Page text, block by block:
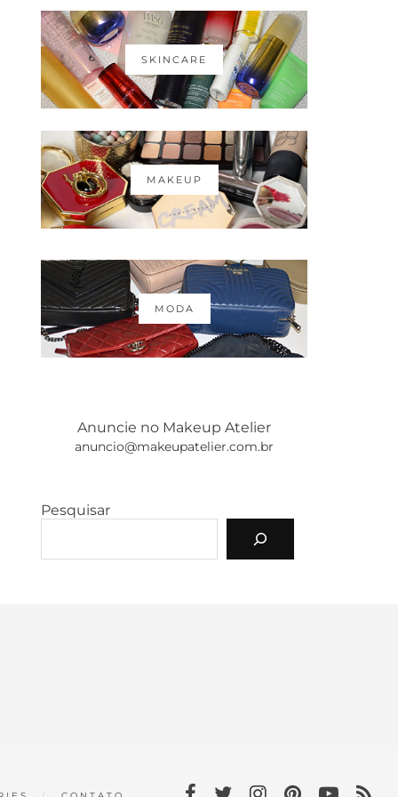
SKINCARE
MAKEUP
MODA
Anuncie no Makeup Atelier
anuncio@makeupatelier.com.br
Pesquisar